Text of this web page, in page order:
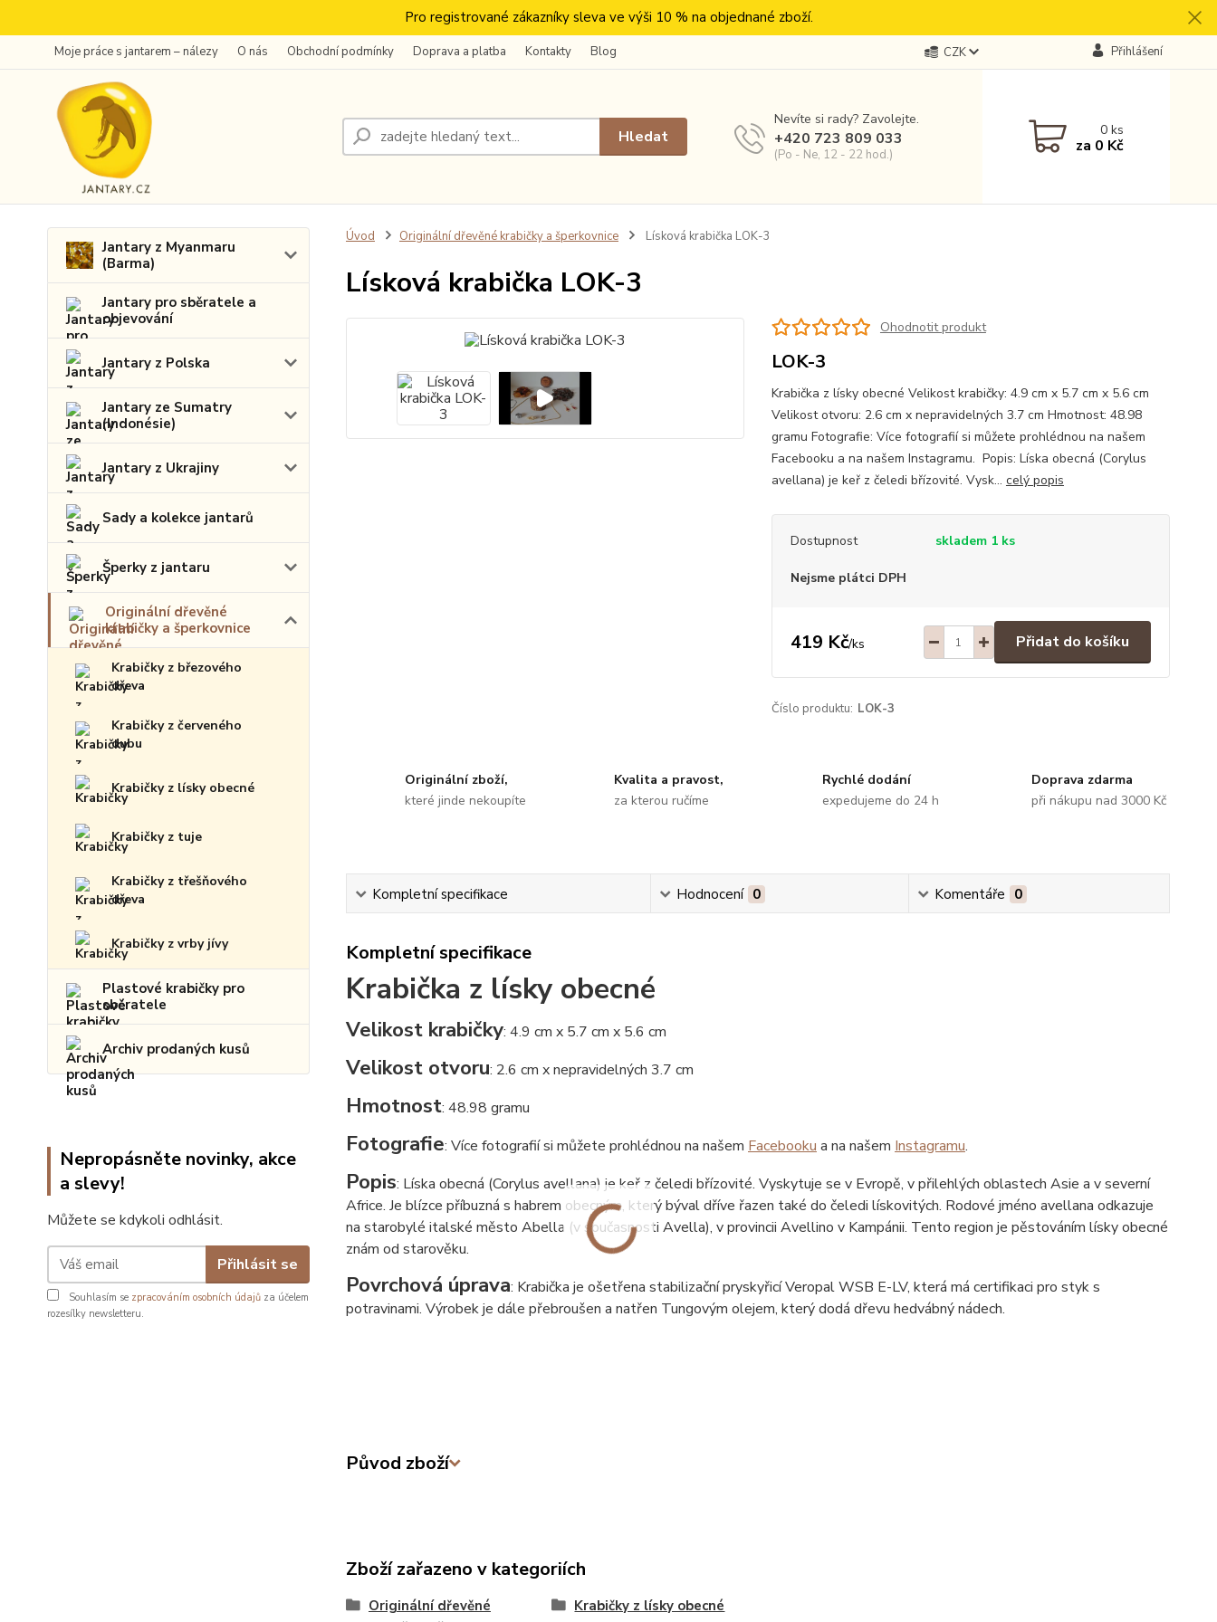
Pro registrované zákazníky sleva ve výši 10 % na objednané zboží.
Moje práce s jantarem – nálezy O nás Obchodní podmínky Doprava a platba Kontakty Blog CZK Přihlášení
Hledat
Nevíte si rady? Zavolejte.
+420 723 809 033
(Po - Ne, 12 - 22 hod.)
0ks
za 0 Kč
Jantary z Myanmaru
(Barma)
Jantary pro sběratele a
objevování
Jantary z Polska
Jantary ze Sumatry
(Indonésie)
Jantary z Ukrajiny
Sady a kolekce jantarů
Šperky z jantaru
Originální dřevěné
krabičky a šperkovnice
Krabičky z březového
dřeva
Krabičky z červeného
dubu
Krabičky z lísky obecné
Krabičky z tuje
Krabičky z třešňového
dřeva
Krabičky z vrby jívy
Plastové krabičky pro
sběratele
Archiv prodaných kusů
Nepropásněte novinky, akce
a slevy!
Můžete se kdykoli odhlásit.
Přihlásit se
Souhlasím se zpracováním osobních údajů za účelem
rozesílky newsletteru.
Úvod Originální dřevěné krabičky a šperkovnice Lísková krabička LOK-3
Lísková krabička LOK-3
Ohodnotit produkt
LOK-3
Krabička z lísky obecné Velikost krabičky: 4.9 cm x 5.7 cm x 5.6 cm
Velikost otvoru: 2.6 cm x nepravidelných 3.7 cm Hmotnost: 48.98
gramu Fotografie: Více fotografií si můžete prohlédnou na našem
Facebooku a na našem Instagramu. Popis: Líska obecná (Corylus
avellana) je keř z čeledi břízovité. Vysk... celý popis
Dostupnost skladem 1 ks
Nejsme plátci DPH
419 Kč/ks Přidat do košíku
Číslo produktu: LOK-3
Originální zboží,
které jinde nekoupíte
Kvalita a pravost,
za kterou ručíme
Rychlé dodání
expedujeme do 24 h
Doprava zdarma
při nákupu nad 3000 Kč
Kompletní specifikace Hodnocení 0 Komentáře 0
Kompletní specifikace
Krabička z lísky obecné
Velikost krabičky: 4.9 cm x 5.7 cm x 5.6 cm
Velikost otvoru: 2.6 cm x nepravidelných 3.7 cm
Hmotnost: 48.98 gramu
Fotografie: Více fotografií si můžete prohlédnou na našem Facebooku a na našem Instagramu.
Popis: Líska obecná (Corylus avellana) je keř z čeledi břízovité. Vyskytuje se v Evropě, v přilehlých oblastech Asie a v severní
Africe. Je blízce příbuzná s habrem obecným, který býval dříve řazen také do čeledi lískovitých. Rodové jméno avellana odkazuje
na starobylé italské město Abella (v současnosti Avella), v provincii Avellino v Kampánii. Tento region je pěstováním lísky obecné
znám od starověku.
Povrchová úprava: Krabička je ošetřena stabilizační pryskyřicí Veropal WSB E-LV, která má certifikaci pro styk s
potravinami. Výrobek je dále přebroušen a natřen Tungovým olejem, který dodá dřevu hedvábný nádech.
Původ zboží
Zboží zařazeno v kategoriích
Originální dřevěné
Krabičky z lísky obecné